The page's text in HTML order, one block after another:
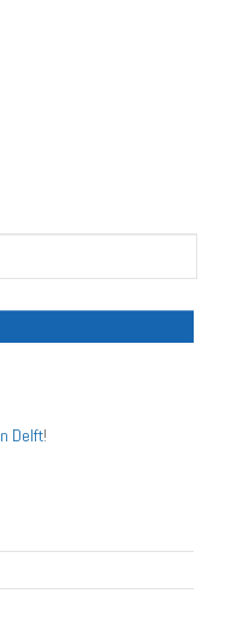
Delft!